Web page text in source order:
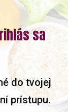
sa
do tvojej
prístupu.